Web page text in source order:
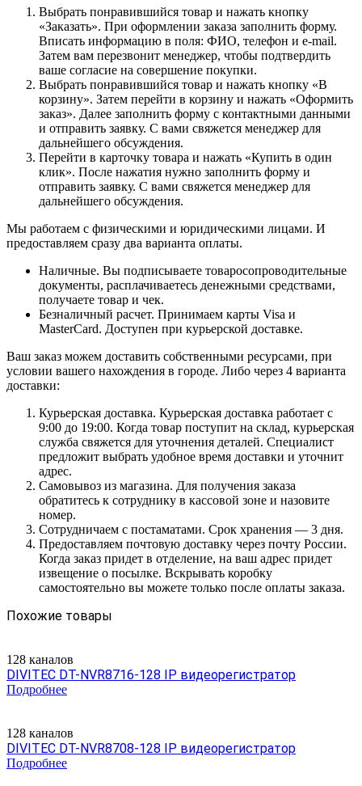
Выбрать понравившийся товар и нажать кнопку
«Заказать». При оформлении заказа заполнить форму.
Вписать информацию в поля: ФИО, телефон и e-mail.
Затем вам перезвонит менеджер, чтобы подтвердить
ваше согласие на совершение покупки.
Выбрать понравившийся товар и нажать кнопку «В
корзину». Затем перейти в корзину и нажать «Оформить
заказ». Далее заполнить форму с контактными данными
и отправить заявку. С вами свяжется менеджер для
дальнейшего обсуждения.
Перейти в карточку товара и нажать «Купить в один
клик». После нажатия нужно заполнить форму и
отправить заявку. С вами свяжется менеджер для
дальнейшего обсуждения.
Мы работаем с физическими и юридическими лицами. И
предоставляем сразу два варианта оплаты.
Наличные. Вы подписываете товаросопроводительные
документы, расплачиваетесь денежными средствами,
получаете товар и чек.
Безналичный расчет. Принимаем карты Visa и
MasterCard. Доступен при курьерской доставке.
Ваш заказ можем доставить собственными ресурсами, при
условии вашего нахождения в городе. Либо через 4 варианта
доставки:
Курьерская доставка. Курьерская доставка работает с
9:00 до 19:00. Когда товар поступит на склад, курьерская
служба свяжется для уточнения деталей. Специалист
предложит выбрать удобное время доставки и уточнит
адрес.
Самовывоз из магазина. Для получения заказа
обратитесь к сотруднику в кассовой зоне и назовите
номер.
Сотрудничаем с постаматами. Срок хранения — 3 дня.
Предоставляем почтовую доставку через почту России.
Когда заказ придет в отделение, на ваш адрес придет
извещение о посылке. Вскрывать коробку
самостоятельно вы можете только после оплаты заказа.
Похожие товары
128 каналов
DIVITEC DT-NVR8716-128 IP видеорегистратор
Подробнее
128 каналов
DIVITEC DT-NVR8708-128 IP видеорегистратор
Подробнее